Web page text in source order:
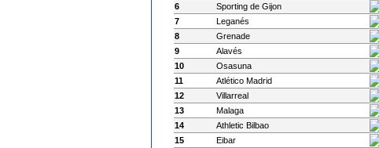
6
Sporting de Gijon
7
Leganés
8
Grenade
9
Alavés
10
Osasuna
11
Atlético Madrid
12
Villarreal
13
Malaga
14
Athletic Bilbao
15
Eibar